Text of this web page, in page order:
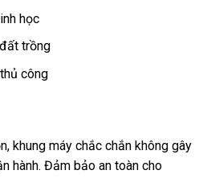
học
trồng
công
khung máy chắc chắn không gây
hành. Đảm bảo an toàn cho